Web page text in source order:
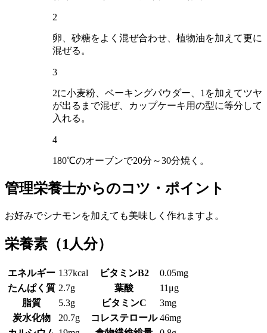
2
卵、砂糖をよく混ぜ合わせ、植物油を加えて更に
混ぜる。
3
2に小麦粉、ベーキングパウダー、1を加えてツヤ
が出るまで混ぜ、カップケーキ用の型に等分して
入れる。
4
180℃のオーブンで20分～30分焼く。
管理栄養士からのコツ・ポイント
お好みでシナモンを加えても美味しく作れますよ。
栄養素 （1人分）
エネルギー 137kcal ビタミンB2
0.05mg
たんぱく質 2.7g 葉酸
11μg
脂質
5.3g ビタミンC
3mg
炭水化物
20.7g コレステロール 46mg